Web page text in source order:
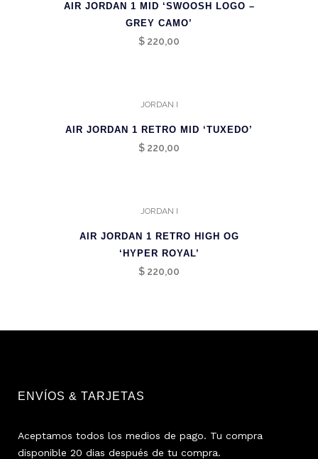
AIR JORDAN 1 MID ‘SWOOSH LOGO –
GREY CAMO’
$ 220,00
JORDAN I
AIR JORDAN 1 RETRO MID ‘TUXEDO’
$ 220,00
JORDAN I
AIR JORDAN 1 RETRO HIGH OG
‘HYPER ROYAL’
$ 220,00
ENVÍOS & TARJETAS
Aceptamos todos los medios de pago. Tu compra
disponible 20 dias después de tu compra.